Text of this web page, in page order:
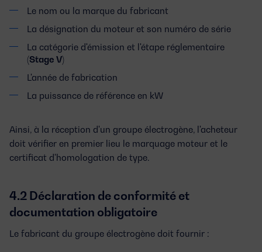
Le nom ou la marque du fabricant
La désignation du moteur et son numéro de série
La catégorie d'émission et l'étape réglementaire
(Stage V)
L'année de fabrication
La puissance de référence en kW
Ainsi, à la réception d'un groupe électrogène, l'acheteur
doit vérifier en premier lieu le marquage moteur et le
certificat d'homologation de type.
4.2 Déclaration de conformité et
documentation obligatoire
Le fabricant du groupe électrogène doit fournir :